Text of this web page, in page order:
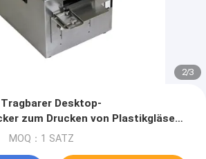
2/3
Desktop-
zum Drucken von Plastikgläsern
MOQ：1 SATZ